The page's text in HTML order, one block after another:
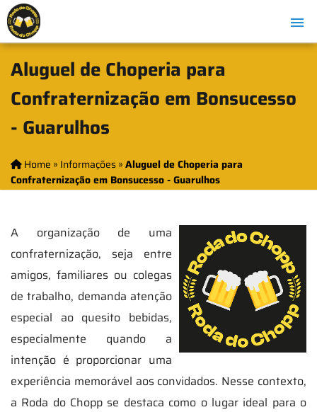
Aluguel de Choperia para
Confraternização em Bonsucesso
- Guarulhos
Home » Informações»Aluguel de Choperia para
Confraternização em Bonsucesso - Guarulhos
A organização de uma
confraternização, seja entre
amigos, familiares ou colegas
de trabalho, demanda atenção
especial ao quesito bebidas,
especialmente quando a
intenção é proporcionar uma
experiência memorável aos convidados. Nesse contexto,
a Roda do Chopp se destaca como o lugar ideal para o